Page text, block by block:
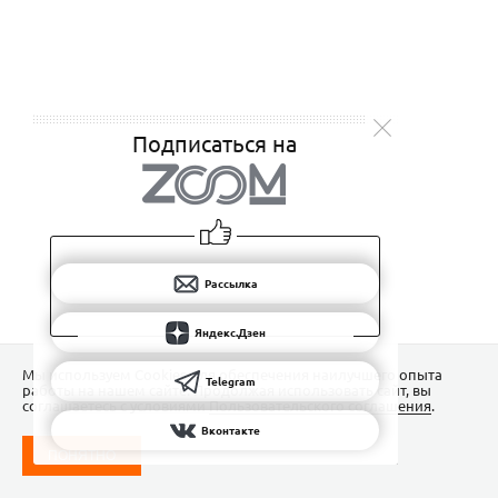
Подписаться на
Рассылка
Яндекс.Дзен
Telegram
Вконтакте
Мы используем Сookies для обеспечения наилучшего опыта
работы на нашем сайте. Продолжая использовать сайт, вы
соглашаетесь с условиямиПользовательского соглашения.
ПОНЯТНО